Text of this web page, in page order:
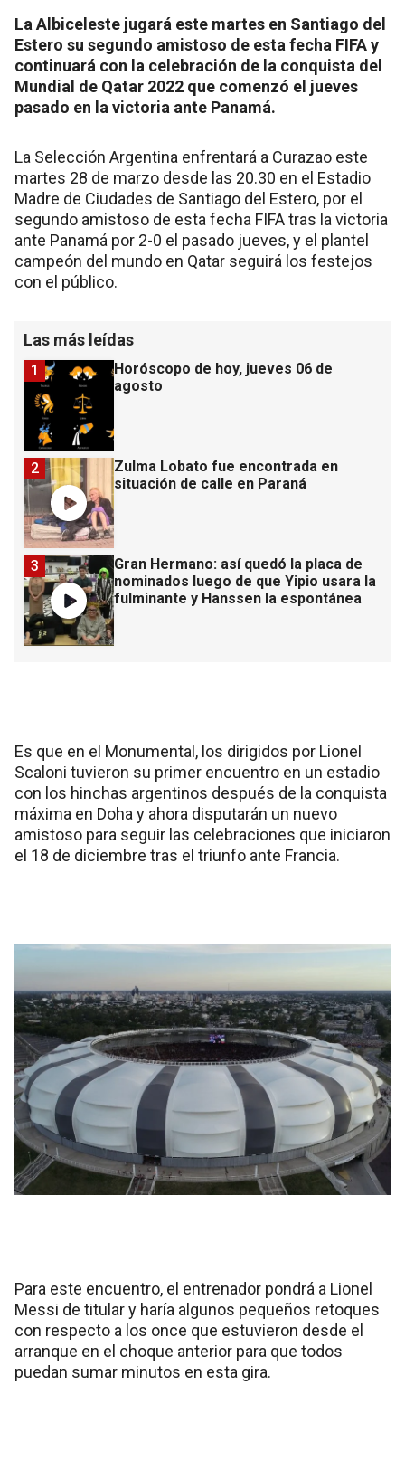
La Albiceleste jugará este martes en Santiago del
Estero su segundo amistoso de esta fecha FIFA y
continuará con la celebración de la conquista del
Mundial de Qatar 2022 que comenzó el jueves
pasado en la victoria ante Panamá.
La Selección Argentina enfrentará a Curazao este
martes 28 de marzo desde las 20.30 en el Estadio
Madre de Ciudades de Santiago del Estero, por el
segundo amistoso de esta fecha FIFA tras la victoria
ante Panamá por 2-0 el pasado jueves, y el plantel
campeón del mundo en Qatar seguirá los festejos
con el público.
Las más leídas
Horóscopo de hoy, jueves 06 de
agosto
1
Zulma Lobato fue encontrada en
situación de calle en Paraná
2
Gran Hermano: así quedó la placa de
nominados luego de que Yipio usara la
fulminante y Hanssen la espontánea
3
Es que en el Monumental, los dirigidos por Lionel
Scaloni tuvieron su primer encuentro en un estadio
con los hinchas argentinos después de la conquista
máxima en Doha y ahora disputarán un nuevo
amistoso para seguir las celebraciones que iniciaron
el 18 de diciembre tras el triunfo ante Francia.
Para este encuentro, el entrenador pondrá a Lionel
Messi de titular y haría algunos pequeños retoques
con respecto a los once que estuvieron desde el
arranque en el choque anterior para que todos
puedan sumar minutos en esta gira.